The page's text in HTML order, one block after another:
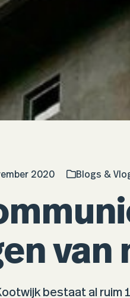
2020 Blogs &
van
bestaat al ruim